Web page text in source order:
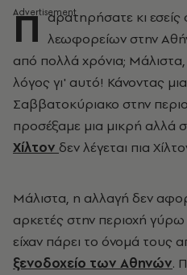
Π αρατηρήσατε κι εσείς
λεωφορείων στην
από πολλά χρόνια;
λόγος γι' αυτό! Κάνοντας
Σαββατοκύριακο στην
προσέξαμε μια μικρή αλλά
Χίλτον δεν λέγεται πια
Μάλιστα, η αλλαγή δεν
αρκετές στην περιοχή
είχαν πάρει το όνομά τους
ξενοδοχείο των Αθηνών.